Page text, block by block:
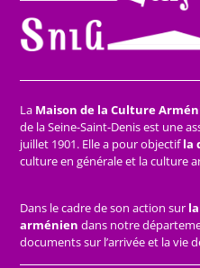
La Maison de la Culture
de la Seine-Saint-Denis est une
juillet 1901. Elle a pour objectifla
culture en générale et la culture
Dans le cadre de son action sur
arménien dans notre
documents sur l’arrivée et la vie